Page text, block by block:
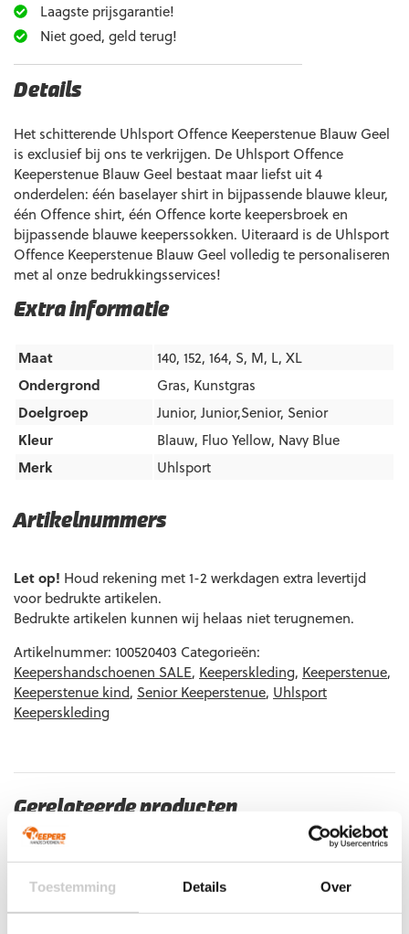
Toestemming Details Over
Artikelnummers
Let op! Houd rekening met 1-2 werkdagen extra levertijd
voor bedrukte artikelen.
Bedrukte artikelen kunnen wij helaas niet terugnemen.
Artikelnummer: 100520403 Categorieën:
Keepershandschoenen SALE, Keeperskleding, Keeperstenue,
Keeperstenue kind, Senior Keeperstenue, Uhlsport
Keeperskleding
Laagste prijsgarantie!
Niet goed, geld terug!
Extra informatie
Maat
140, 152, 164, S, M, L, XL
Ondergrond
Gras, Kunstgras
Doelgroep
Junior, Junior,Senior, Senior
Kleur
Blauw, Fluo Yellow, Navy Blue
Merk
Uhlsport
Details
Het schitterende Uhlsport Offence Keeperstenue Blauw Geel
is exclusief bij ons te verkrijgen. De Uhlsport Offence
Keeperstenue Blauw Geel bestaat maar liefst uit 4
onderdelen: één baselayer shirt in bijpassende blauwe kleur,
één Offence shirt, één Offence korte keepersbroek en
bijpassende blauwe keeperssokken. Uiteraard is de Uhlsport
Offence Keeperstenue Blauw Geel volledig te personaliseren
met al onze bedrukkingsservices!
Gerelateerde producten